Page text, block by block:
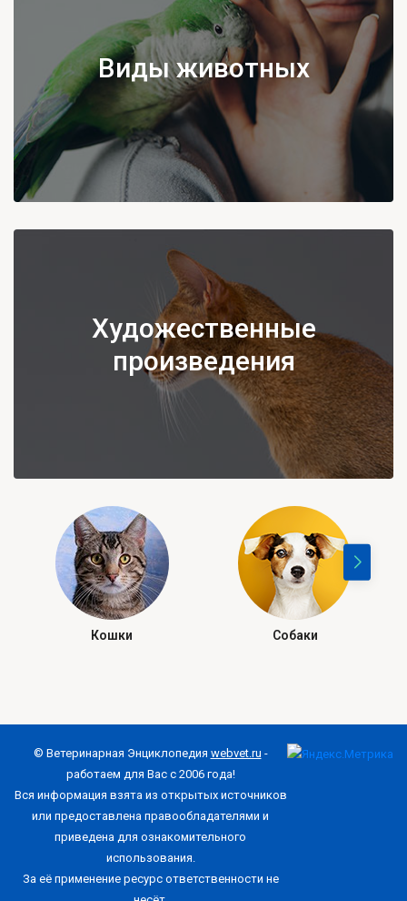
Виды животных
Художественные
произведения
Кошки Собаки
© Ветеринарная Энциклопедия webvet.ru -
работаем для Вас с 2006 года!
Вся информация взята из открытых источников
или предоставлена правообладателями и
приведена для ознакомительного
использования.
За её применение ресурс ответственности не